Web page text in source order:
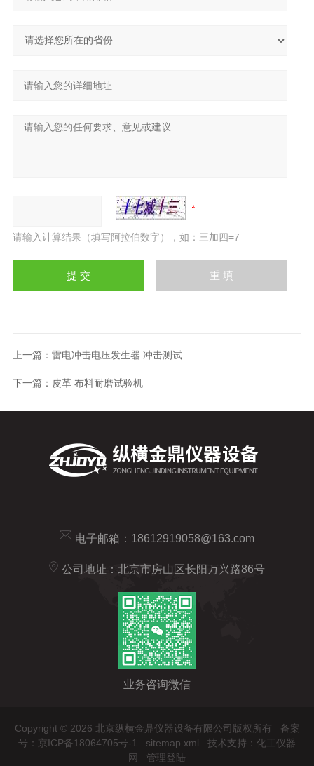
请输入计算结果（填写阿拉伯数字），如：三加四=7
上一篇： 雷电冲击电压发生器 冲击测试
下一篇： 皮革 布料耐磨试验机
电子邮箱： 18612919058@163.com
公司地址：北京市房山区长阳万兴路86号
业务咨询微信
Copyright © 2026 北京纵横金鼎仪器设备有限公司版权所有 备案
号：京ICP备18064705号-1
sitemap.xml 技术支持： 化工仪器
网
管理登陆